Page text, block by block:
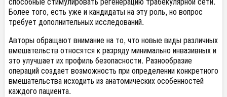
Более того, есть уже и кандидаты на эту роль, но вопрос
требует дополнительных исследований.
Авторы обращают внимание на то, что новые виды различных
вмешательств относятся к разряду минимально инвазивных и
это улучшает их профиль безопасности. Разнообразие
операций создает возможность при определении конкретного
вмешательства исходить из анатомических особенностей
каждого пациента.